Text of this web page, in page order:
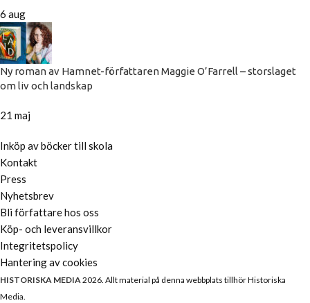
6 aug
Ny roman av Hamnet-författaren Maggie O’Farrell – storslaget
om liv och landskap
21 maj
Inköp av böcker till skola
Kontakt
Press
Nyhetsbrev
Bli författare hos oss
Köp- och leveransvillkor
Integritetspolicy
Hantering av cookies
HISTORISKA MEDIA2026. Allt material på denna webbplats tillhör Historiska
Media.